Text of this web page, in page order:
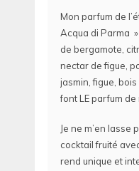
Mon parfum de
Acqua di Parma
de bergamote,
nectar de figue,
jasmin, figue,
font LE parfum de
Je ne m’en lasse
cocktail fruité
rend unique et